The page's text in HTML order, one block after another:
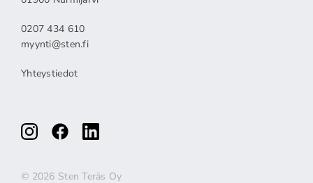
0207 434 610
myynti@sten.fi
Yhteystiedot
© 2026 Sten Teräs Oy